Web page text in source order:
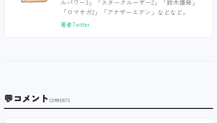
ルパワー3」「スタークルーザー2」「鈴木爆発」
「ロマサガ2」「アナザーエデン」などなど。
著者Twitter
💬コメント COMMENTS